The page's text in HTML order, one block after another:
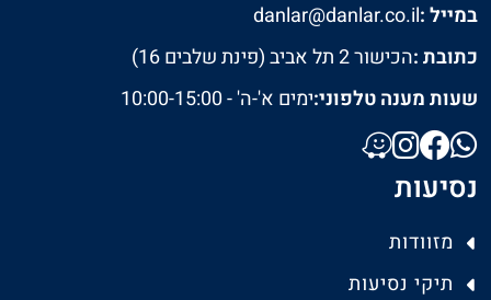
במייל :danlar@danlar.co.il
כתובת :הכישור 2 תל אביב (פינת שלבים 16)
שעות מענה טלפוני:ימים א'-ה' - 10:00-15:00
נסיעות
מזוודות
תיקי נסיעות